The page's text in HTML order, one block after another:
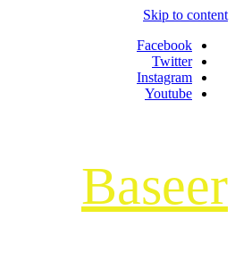
Skip to content
Facebook
Twitter
Instagram
Youtube
Baseer